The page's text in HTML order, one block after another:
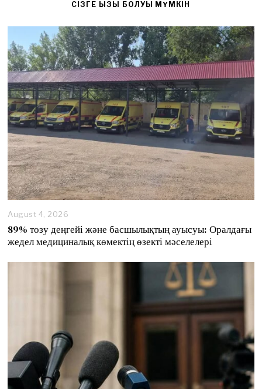
CІЗГЕ ҚЫЗЫҚ БОЛУЫ МҮМКІН
August 4, 2026
89% тозу деңгейі және басшылықтың ауысуы: Оралдағы
жедел медициналық көмектің өзекті мәселелері